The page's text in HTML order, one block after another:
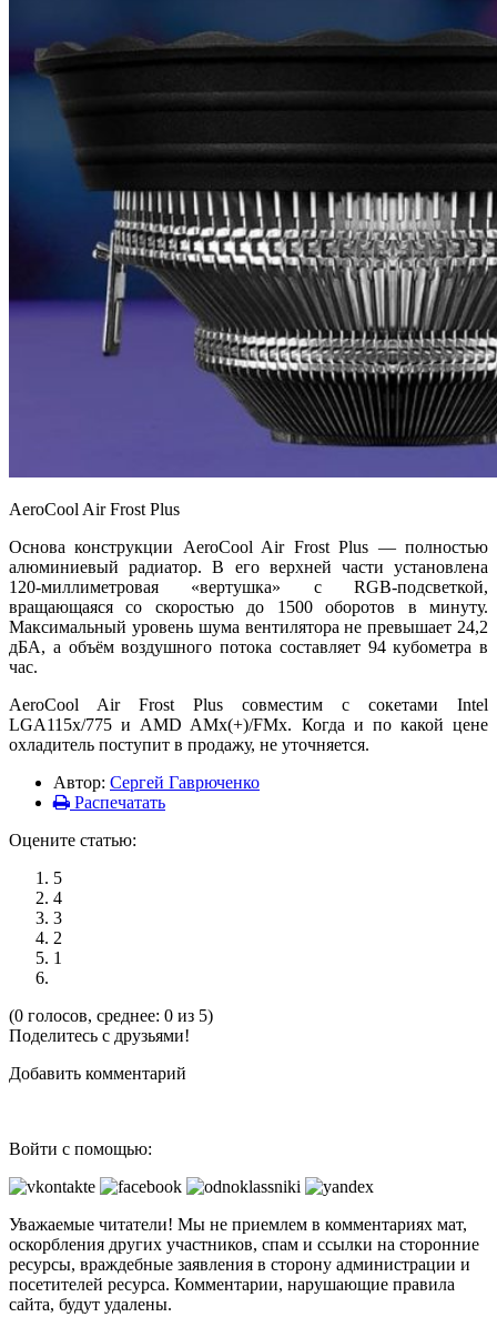
AeroCool Air Frost Plus
Основа конструкции AeroCool Air Frost Plus — полностью
алюминиевый радиатор. В его верхней части установлена
120-миллиметровая «вертушка» с RGB-подсветкой,
вращающаяся со скоростью до 1500 оборотов в минуту.
Максимальный уровень шума вентилятора не превышает 24,2
дБА, а объём воздушного потока составляет 94 кубометра в
час.
AeroCool Air Frost Plus совместим с сокетами Intel
LGA115x/775 и AMD AMx(+)/FMx. Когда и по какой цене
охладитель поступит в продажу, не уточняется.
Автор: Сергей Гаврюченко
Распечатать
Оцените статью:
5
4
3
2
1
(0 голосов, среднее: 0 из 5)
Поделитесь с друзьями!
Добавить комментарий
Войти с помощью:
Уважаемые читатели! Мы не приемлем в комментариях мат,
оскорбления других участников, спам и ссылки на сторонние
ресурсы, враждебные заявления в сторону администрации и
посетителей ресурса. Комментарии, нарушающие правила
сайта, будут удалены.